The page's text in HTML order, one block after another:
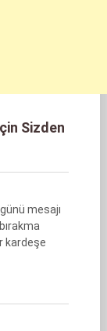
Sizden
mesajı
kardeşe